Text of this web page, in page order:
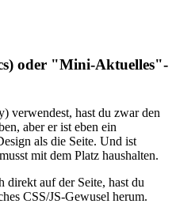
oder "Mini-Aktuelles"-
verwendest, hast du zwar den
aber er ist eben ein
als die Seite. Und ist
mit dem Platz haushalten.
direkt auf der Seite, hast du
CSS/JS-Gewusel herum.